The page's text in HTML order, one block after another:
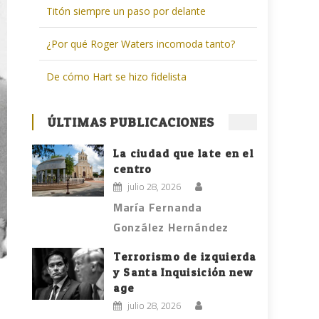
Titón siempre un paso por delante
¿Por qué Roger Waters incomoda tanto?
De cómo Hart se hizo fidelista
ÚLTIMAS PUBLICACIONES
La ciudad que late en el
centro
julio 28, 2026
María Fernanda
González Hernández
Terrorismo de izquierda
y Santa Inquisición new
age
julio 28, 2026